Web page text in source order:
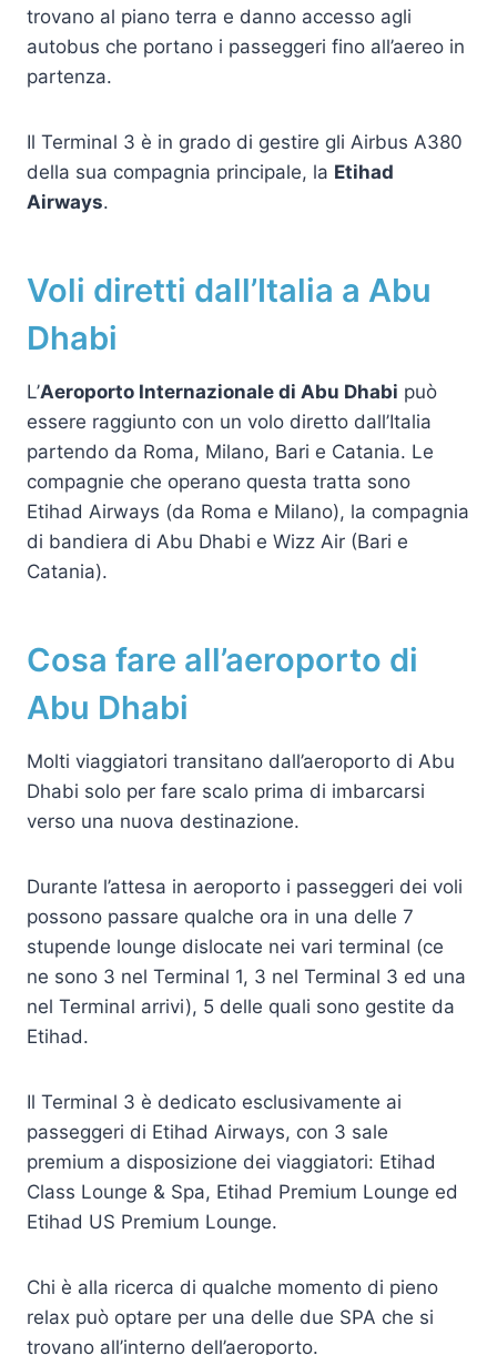
trovano al piano terra e danno accesso agli
autobus che portano i passeggeri fino all’aereo in
partenza.
Il Terminal 3 è in grado di gestire gli Airbus A380
della sua compagnia principale, la Etihad
Airways.
Voli diretti dall’Italia a Abu
Dhabi
L’Aeroporto Internazionale di Abu Dhabi può
essere raggiunto con un volo diretto dall’Italia
partendo da Roma, Milano, Bari e Catania. Le
compagnie che operano questa tratta sono
Etihad Airways (da Roma e Milano), la compagnia
di bandiera di Abu Dhabi e Wizz Air (Bari e
Catania).
Cosa fare all’aeroporto di
Abu Dhabi
Molti viaggiatori transitano dall’aeroporto di Abu
Dhabi solo per fare scalo prima di imbarcarsi
verso una nuova destinazione.
Durante l’attesa in aeroporto i passeggeri dei voli
possono passare qualche ora in una delle 7
stupende lounge dislocate nei vari terminal (ce
ne sono 3 nel Terminal 1, 3 nel Terminal 3 ed una
nel Terminal arrivi), 5 delle quali sono gestite da
Etihad.
Il Terminal 3 è dedicato esclusivamente ai
passeggeri di Etihad Airways, con 3 sale
premium a disposizione dei viaggiatori: Etihad
Class Lounge & Spa, Etihad Premium Lounge ed
Etihad US Premium Lounge.
Chi è alla ricerca di qualche momento di pieno
relax può optare per una delle due SPA che si
trovano all’interno dell’aeroporto.